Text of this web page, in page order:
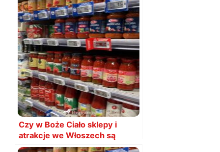
Czy w Boże Ciało sklepy i
atrakcje we Włoszech są
otwarte? 4 czerwca 2026